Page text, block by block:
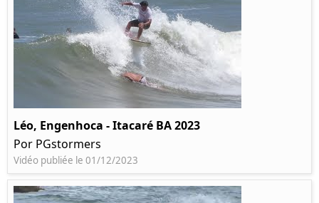
Léo, Engenhoca - Itacaré BA 2023
Por PGstormers
Vidéo publiée le 01/12/2023